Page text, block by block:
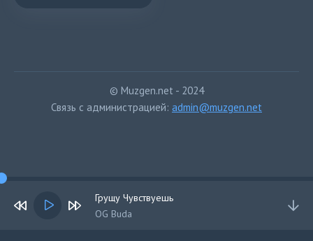
© Muzgen.net - 2024
Связь с администрацией: admin@muzgen.net
Грущу Чувствуешь
OG Buda